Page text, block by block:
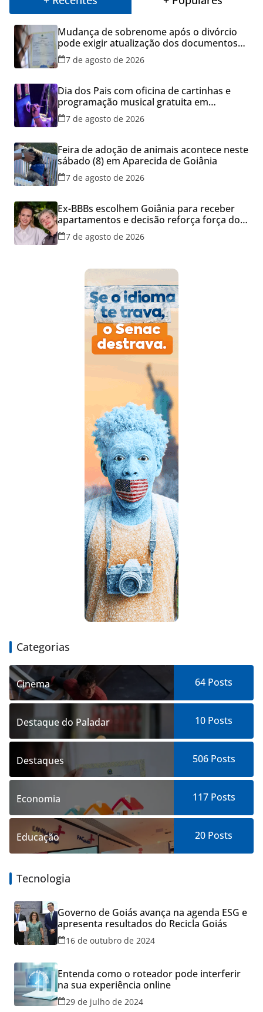
Mudança de sobrenome após o divórcio
pode exigir atualização dos documentos
dos filhos para evitar transtornos
7 de agosto de 2026
Dia dos Pais com oficina de cartinhas e
programação musical gratuita em
Aparecida de Goiânia
7 de agosto de 2026
Feira de adoção de animais acontece neste
sábado (8) em Aparecida de Goiânia
7 de agosto de 2026
Ex-BBBs escolhem Goiânia para receber
apartamentos e decisão reforça força do
mercado imobiliário da capital
7 de agosto de 2026
Categorias
Cinema 64 Posts
Destaque do Paladar 10 Posts
Destaques 506Posts
Economia 117Posts
Educação 20 Posts
Tecnologia
Governo de Goiás avança na agenda ESG e
apresenta resultados do Recicla Goiás
16 de outubro de 2024
Entenda como o roteador pode interferir
na sua experiência online
29 de julho de 2024